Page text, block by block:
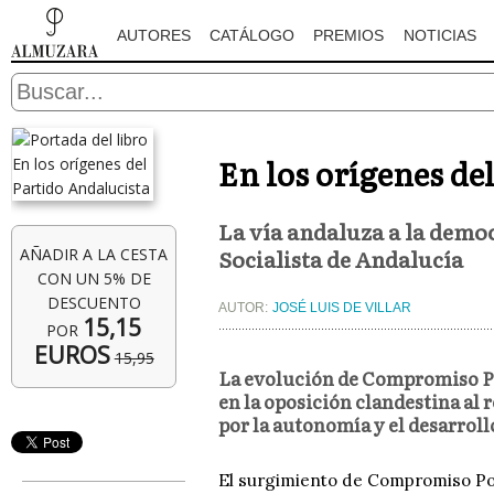
AUTORES CATÁLOGO PREMIOS NOTICIAS
AÑADIR A LA CESTA
CON UN 5% DE
DESCUENTO
POR 15,15
EUROS 15,95
En los orígenes
La vía andaluza a la
Socialista de Andalucía
AUTOR: JOSÉ LUIS DE VILLAR
La evolución de Compromiso
en la oposición clandestina
por la autonomía y el
El surgimiento de Compromiso